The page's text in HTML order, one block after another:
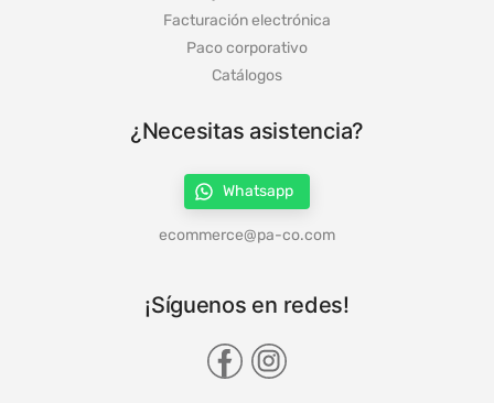
Facturación electrónica
Paco corporativo
Catálogos
¿Necesitas asistencia?
Whatsapp
ecommerce@pa-co.com
¡Síguenos en redes!